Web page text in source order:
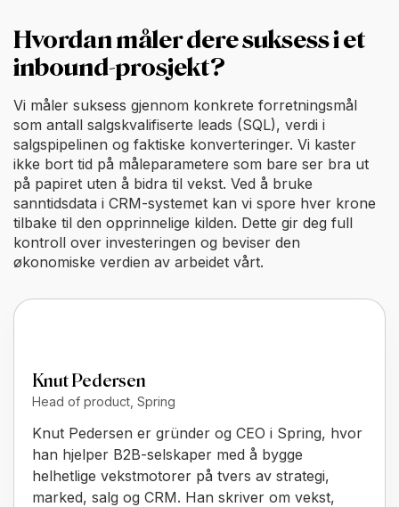
Hvordan måler dere suksess i et
inbound-prosjekt?
Vi måler suksess gjennom konkrete forretningsmål
som antall salgskvalifiserte leads (SQL), verdi i
salgspipelinen og faktiske konverteringer. Vi kaster
ikke bort tid på måleparametere som bare ser bra ut
på papiret uten å bidra til vekst. Ved å bruke
sanntidsdata i CRM-systemet kan vi spore hver krone
tilbake til den opprinnelige kilden. Dette gir deg full
kontroll over investeringen og beviser den
økonomiske verdien av arbeidet vårt.
Knut Pedersen
Head of product, Spring
Knut Pedersen er gründer og CEO i Spring, hvor
han hjelper B2B-selskaper med å bygge
helhetlige vekstmotorer på tvers av strategi,
marked, salg og CRM. Han skriver om vekst,